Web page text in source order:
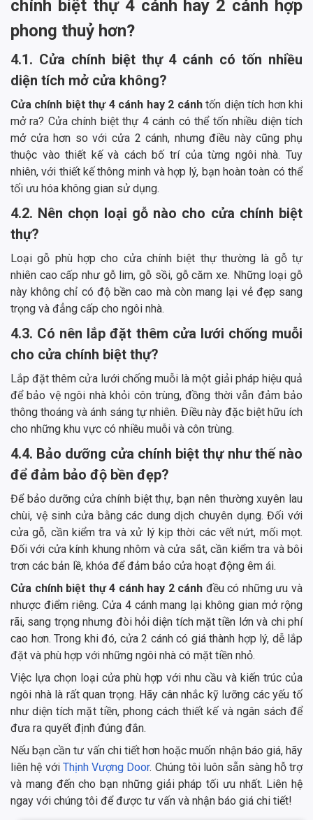
chính biệt thự 4 cánh hay 2 cánh hợp
phong thuỷ hơn?
4.1. Cửa chính biệt thự 4 cánh có tốn nhiều
diện tích mở cửa không?
Cửa chính biệt thự 4 cánh hay 2 cánhtốn diện tích hơn khi
mở ra? Cửa chính biệt thự 4 cánh có thể tốn nhiều diện tích
mở cửa hơn so với cửa 2 cánh, nhưng điều này cũng phụ
thuộc vào thiết kế và cách bố trí của từng ngôi nhà. Tuy
nhiên, với thiết kế thông minh và hợp lý, bạn hoàn toàn có thể
tối ưu hóa không gian sử dụng.
4.2. Nên chọn loại gỗ nào cho cửa chính biệt
thự?
Loại gỗ phù hợp cho cửa chính biệt thự thường là gỗ tự
nhiên cao cấp như gỗ lim, gỗ sồi, gỗ căm xe. Những loại gỗ
này không chỉ có độ bền cao mà còn mang lại vẻ đẹp sang
trọng và đẳng cấp cho ngôi nhà.
4.3. Có nên lắp đặt thêm cửa lưới chống muỗi
cho cửa chính biệt thự?
Lắp đặt thêm cửa lưới chống muỗi là một giải pháp hiệu quả
để bảo vệ ngôi nhà khỏi côn trùng, đồng thời vẫn đảm bảo
thông thoáng và ánh sáng tự nhiên. Điều này đặc biệt hữu ích
cho những khu vực có nhiều muỗi và côn trùng.
4.4. Bảo dưỡng cửa chính biệt thự như thế nào
để đảm bảo độ bền đẹp?
Để bảo dưỡng cửa chính biệt thự, bạn nên thường xuyên lau
chùi, vệ sinh cửa bằng các dung dịch chuyên dụng. Đối với
cửa gỗ, cần kiểm tra và xử lý kịp thời các vết nứt, mối mọt.
Đối với cửa kính khung nhôm và cửa sắt, cần kiểm tra và bôi
trơn các bản lề, khóa để đảm bảo cửa hoạt động êm ái.
Cửa chính biệt thự 4 cánh hay 2 cánh đều có những ưu và
nhược điểm riêng. Cửa 4 cánh mang lại không gian mở rộng
rãi, sang trọng nhưng đòi hỏi diện tích mặt tiền lớn và chi phí
cao hơn. Trong khi đó, cửa 2 cánh có giá thành hợp lý, dễ lắp
đặt và phù hợp với những ngôi nhà có mặt tiền nhỏ.
Việc lựa chọn loại cửa phù hợp với nhu cầu và kiến trúc của
ngôi nhà là rất quan trọng. Hãy cân nhắc kỹ lưỡng các yếu tố
như diện tích mặt tiền, phong cách thiết kế và ngân sách để
đưa ra quyết định đúng đắn.
Nếu bạn cần tư vấn chi tiết hơn hoặc muốn nhận báo giá, hãy
liên hệ với Thịnh Vượng Door. Chúng tôi luôn sẵn sàng hỗ trợ
và mang đến cho bạn những giải pháp tối ưu nhất. Liên hệ
ngay với chúng tôi để được tư vấn và nhận báo giá chi tiết!